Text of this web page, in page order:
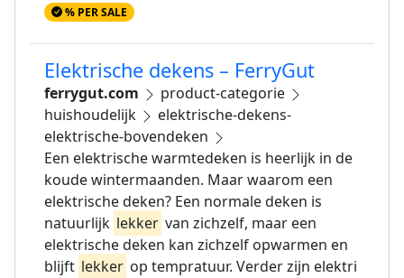
% PER SALE
Elektrische dekens – FerryGut
ferrygut.com
product-categorie
huishoudelijk
elektrische-dekens-
elektrische-bovendeken
Een elektrische warmtedeken is heerlijk in de
koude wintermaanden. Maar waarom een
elektrische deken? Een normale deken is
natuurlijk lekker van zichzelf, maar een
elektrische deken kan zichzelf opwarmen en
blijft lekker op tempratuur. Verder zijn elektri